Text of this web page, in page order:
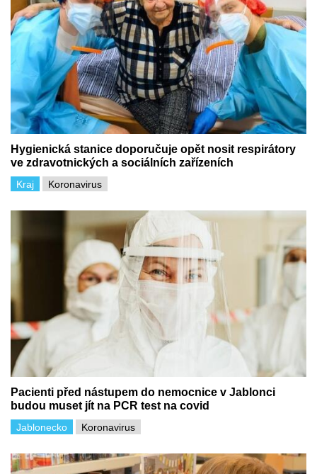
Hygienická stanice doporučuje opět nosit respirátory
ve zdravotnických a sociálních zařízeních
Koronavirus
Kraj
Pacienti před nástupem do nemocnice v Jablonci
budou muset jít na PCR test na covid
Jablonecko Koronavirus